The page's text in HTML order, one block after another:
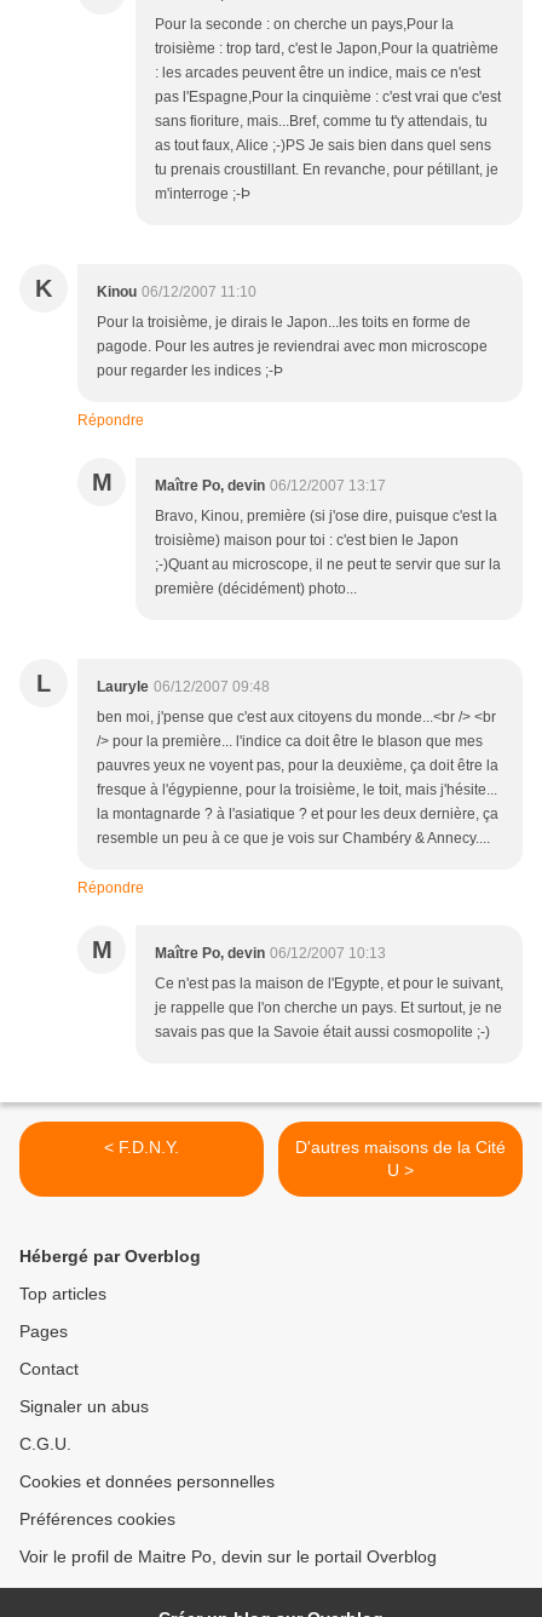
Pour la seconde : on cherche un pays,Pour la
troisième : trop tard, c'est le Japon,Pour la quatrième
: les arcades peuvent être un indice, mais ce n'est
pas l'Espagne,Pour la cinquième : c'est vrai que c'est
sans fioriture, mais...Bref, comme tu t'y attendais, tu
as tout faux, Alice ;-)PS Je sais bien dans quel sens
tu prenais croustillant. En revanche, pour pétillant, je
m'interroge ;-Þ
K Kinou 06/12/2007 11:10
Pour la troisième, je dirais le Japon...les toits en forme de
pagode. Pour les autres je reviendrai avec mon microscope
pour regarder les indices ;-Þ
Répondre
M Maître Po, devin 06/12/2007 13:17
Bravo, Kinou, première (si j'ose dire, puisque c'est la
troisième) maison pour toi : c'est bien le Japon
;-)Quant au microscope, il ne peut te servir que sur la
première (décidément) photo...
L Lauryle 06/12/2007 09:48
ben moi, j'pense que c'est aux citoyens du monde...<br /> <br
/> pour la première... l'indice ca doit être le blason que mes
pauvres yeux ne voyent pas, pour la deuxième, ça doit être la
fresque à l'égypienne, pour la troisième, le toit, mais j'hésite...
la montagnarde ? à l'asiatique ? et pour les deux dernière, ça
resemble un peu à ce que je vois sur Chambéry & Annecy....
Répondre
M Maître Po, devin 06/12/2007 10:13
Ce n'est pas la maison de l'Egypte, et pour le suivant,
je rappelle que l'on cherche un pays. Et surtout, je ne
savais pas que la Savoie était aussi cosmopolite ;-)
< F.D.N.Y.
D'autres maisons de la Cité
U >
Hébergé par Overblog
Top articles
Pages
Contact
Signaler un abus
C.G.U.
Cookies et données personnelles
Préférences cookies
Voir le profil de Maitre Po, devin sur le portail Overblog